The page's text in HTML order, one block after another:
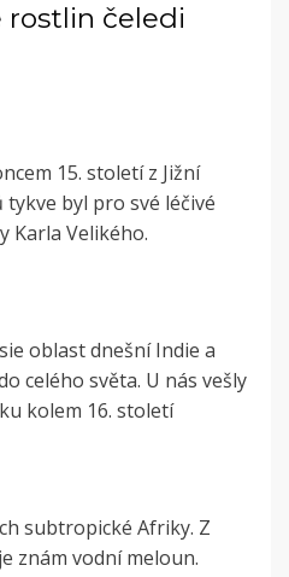
rostlin čeledi
15. století z Jižní
tykve byl pro své léčivé
Karla Velikého.
oblast dnešní Indie a
celého světa. U nás vešly
kolem 16. století
subtropické Afriky. Z
znám vodní meloun.